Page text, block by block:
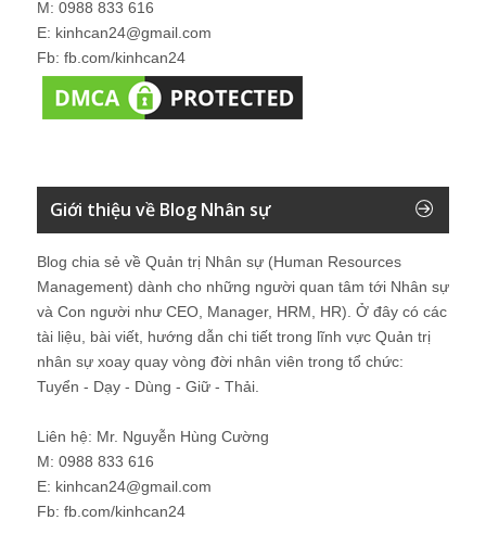
M: 0988 833 616
E: kinhcan24@gmail.com
Fb: fb.com/kinhcan24
Giới thiệu về Blog Nhân sự
Blog chia sẻ về Quản trị Nhân sự (Human Resources
Management) dành cho những người quan tâm tới Nhân sự
và Con người như CEO, Manager, HRM, HR). Ở đây có các
tài liệu, bài viết, hướng dẫn chi tiết trong lĩnh vực Quản trị
nhân sự xoay quay vòng đời nhân viên trong tổ chức:
Tuyển - Dạy - Dùng - Giữ - Thải.
Liên hệ: Mr. Nguyễn Hùng Cường
M: 0988 833 616
E: kinhcan24@gmail.com
Fb: fb.com/kinhcan24